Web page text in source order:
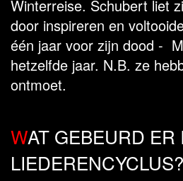
Winterreise. Schubert liet
door inspireren en
één jaar voor zijn dood -
hetzelfde jaar. N.B. ze
ontmoet.
WAT GEBEURD ER
LIEDERENCYCLUS?